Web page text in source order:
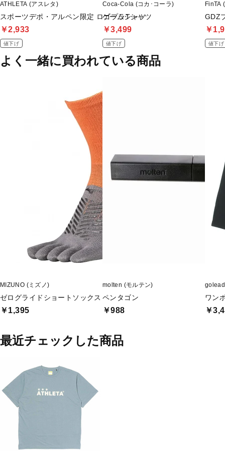
ATHLETA (アスレタ)
スポーツデポ・アルペン限定 ロゴプラTシャツ
￥2,933
値下げ
Coca-Cola (コカ･コーラ)
ゲームシャツ
￥3,499
値下げ
FinTA
GDZ
￥
値下げ
よく一緒に買われている商品
MIZUNO (ミズノ)
ゼログライドショートソックス
￥1,395
molten (モルテン)
ペンタゴン
￥988
ワン
￥
最近チェックした商品